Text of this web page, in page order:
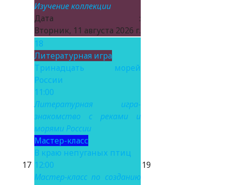
Изучение коллекции
Дата :
Вторник, 11 августа 2026 г.
17
18
Литературная игра
Тринадцать морей
России
11:00
Литературная игра-
знакомство с реками и
морями России
Мастер-класс
В краю непуганых птиц
12:00
Мастер-класс по созданию
19